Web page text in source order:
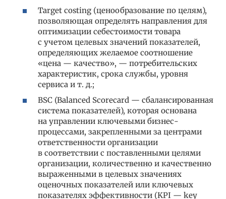
Target costing (ценообразование по целям),
позволяющая определять направления для
оптимизации себестоимости товара
с учетом целевых значений показателей,
определяющих желаемое соотношение
«цена — качество», — потребительских
характеристик, срока службы, уровня
сервиса и т. д.;
BSC (Balanced Scorecard — сбалансированная
система показателей), которая основана
на управлении ключевыми бизнес-
процессами, закрепленными за центрами
ответственности организации
в соответствии с поставленными целями
организации, количественно и качественно
выраженными в целевых значениях
оценочных показателей или ключевых
показателях эффективности (KPI — key